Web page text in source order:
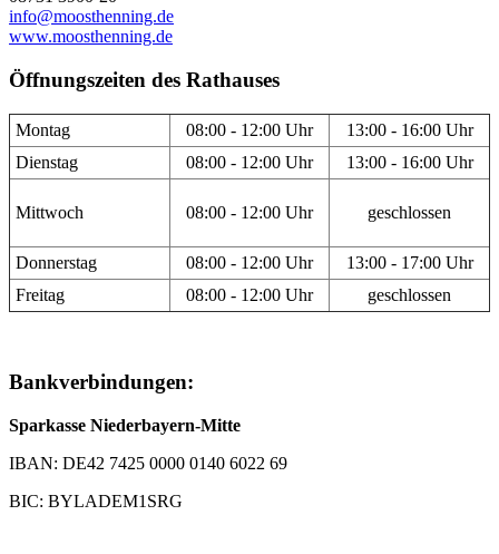
info@moosthenning.de
www.moosthenning.de
Öffnungszeiten des Rathauses
Montag 08:00 - 12:00 Uhr
13:00 - 16:00 Uhr
Dienstag
08:00 - 12:00 Uhr 13:00 - 16:00 Uhr
Mittwoch 08:00 - 12:00 Uhr geschlossen
Donnerstag 08:00 - 12:00 Uhr
13:00 - 17:00 Uhr
Freitag
08:00 - 12:00 Uhr geschlossen
Bankverbindungen:
Sparkasse Niederbayern-Mitte
IBAN: DE42 7425 0000 0140 6022 69
BIC: BYLADEM1SRG